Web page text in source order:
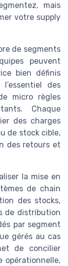
mais
votre supply
de segments
peuvent
bien définis
des
micro règles
Chaque
des charges
de stock cible,
des retours et
la mise en
de chain
des stocks,
de distribution
par segment
gérés au cas
de concilier
opérationnelle,